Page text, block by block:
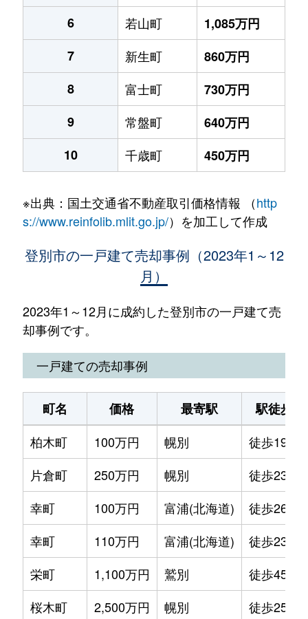
6
若山町
1,085万円
7
新生町
860万円
8
富士町
730万円
9
常盤町
640万円
10
千歳町 450万円
※出典：国土交通省不動産取引価格情報 （http
s://www.reinfolib.mlit.go.jp/）を加工して作成
登別市の一戸建て売却事例（2023年1～12
月）
2023年1～12月に成約した登別市の一戸建て売
却事例です。
一戸建ての売却事例
町名 価格 最寄駅
駅徒歩
柏木町
100万円 幌別
徒歩19分
片倉町
250万円 幌別
徒歩23分
幸町
100万円 富浦(北海道)
徒歩26分
幸町
110万円 富浦(北海道)
徒歩23分
栄町
1,100万円 鷲別
徒歩45分
桜木町
2,500万円 幌別
徒歩25分